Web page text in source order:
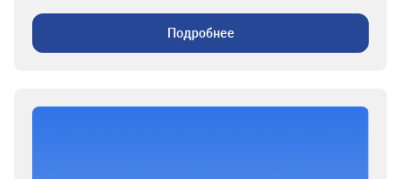
Подробнее